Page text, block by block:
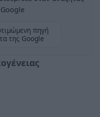
Google
πηγή
της Google